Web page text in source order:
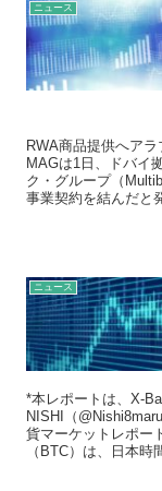
ニュース
RWA商品提供へア
MAGは1日、ドバイ
ク・グループ（
事業契約を結んだと
ニュース
*本レポートは、X-
NISHI（
貨マーケットレポー
（BTC）は、日本時